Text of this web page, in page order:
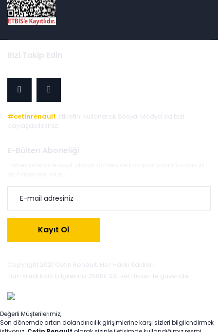
Bizi Takip Edin
#cetinrenault etiketini kullanarak Sosyal Medya'da bizi
paylaşabilirsiniz.
E-Bülten Aboneliği
Kayıt Ol
Copyright 2021 Cetin Renault. Her Hakkı Saklıdır.
Tüm kredi kartı bilgileriniz 256Bit SSL sertifikası ile güvende.
Değerli Müşterilerimiz,
Son dönemde artan dolandırıcılık girişimlerine karşı sizleri bilgilendirmek